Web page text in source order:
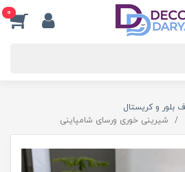
0
بلور و کریستال
شیرینی خوری ورسای شامپاینی